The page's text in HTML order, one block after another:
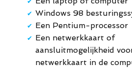
✔ Windows 98
✔ Een Pentium-processor
✔ Een netwerkkaart of
aansluitmogelijkheid
netwerkkaart in de